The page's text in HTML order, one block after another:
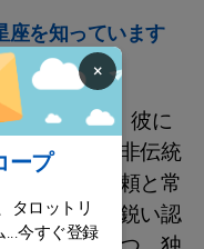
座を知っています
ネットは、彼に
面的に響く非伝統
す。自己信頼と常
がら、彼は鋭い認
×
ープ
タロットリ
今すぐ登録